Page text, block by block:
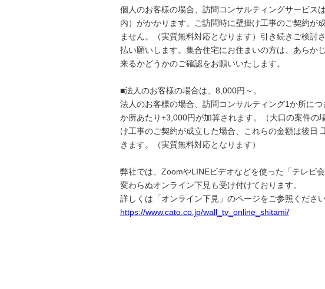
個人のお客様の場合、訪問コンサルティングサービス
内）がかかります。ご訪問時に壁掛け工事のご契約が
ません。（実質無料対応となります）引き続きご検討
払い願いします。集合住宅にお住まいの方は、あらか
来るかどうかのご確認をお願いいたします。
■法人のお客様の場合は、8,000円～。
法人のお客様の場合、訪問コンサルティング1か所に
か所あたり+3,000円が加算されます。（大口の案件の
け工事のご契約が成立した場合、これらの金額は後日
きます。（実質無料対応となります）
弊社では、ZoomやLINEビデオなどを使った「テレビ
変わらぬオンライン下見も受け付けております。
詳しくは「オンライン下見」のページをご参照ください
https://www.cato.co.jp/wall_tv_online_shitami/